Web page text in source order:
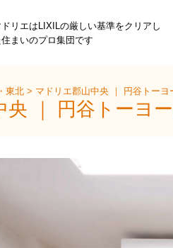
ドリエはLIXILの厳しい基準をクリアし
住まいのプロ集団です
東北> マドリエ郡山中央 ｜ 円谷トーヨ
｜ 円谷トーヨー